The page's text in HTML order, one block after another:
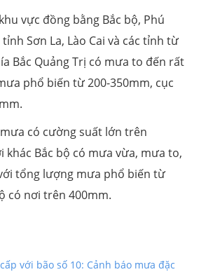
vực đồng bằng Bắc bộ, Phú
Sơn La, Lào Cai và các tỉnh từ
Bắc Quảng Trị có mưa to đến rất
phổ biến từ 200-350mm, cục
có cường suất lớn trên
khác Bắc bộ có mưa vừa, mưa to,
tổng lượng mưa phổ biến từ
có nơi trên 400mm.
với bão số 10: Cảnh báo mưa đặc